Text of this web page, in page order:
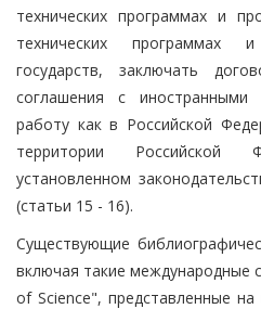
технических программах и
технических программах
государств, заключать
соглашения с
работу как в Российской
территории Российской
установленном
(статьи 15 - 16).
Существующие
включая такие международные
of Science", представленные